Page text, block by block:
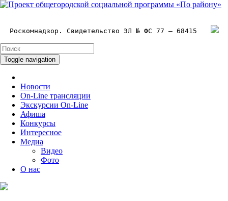
Роскомнадзор. Свидетельство ЭЛ № ФС 77 – 68415
Toggle navigation
Новости
On-Line трансляции
Экскурсии On-Line
Афиша
Конкурсы
Интересное
Медиа
Видео
Фото
О нас